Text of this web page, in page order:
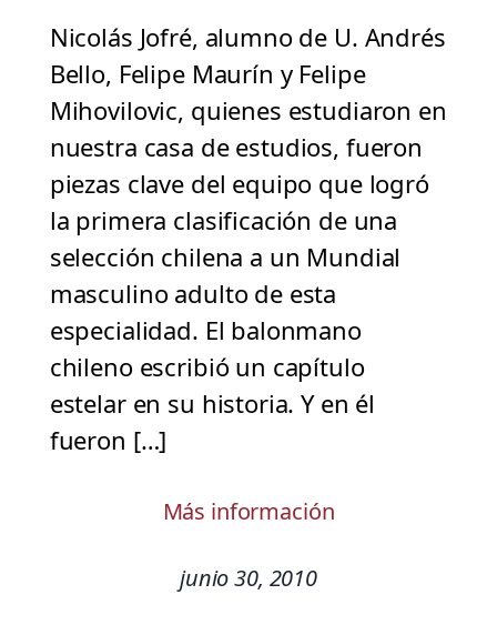
Nicolás Jofré, alumno de U. Andrés
Bello, Felipe Maurín y Felipe
Mihovilovic, quienes estudiaron en
nuestra casa de estudios, fueron
piezas clave del equipo que logró
la primera clasificación de una
selección chilena a un Mundial
masculino adulto de esta
especialidad. El balonmano
chileno escribió un capítulo
estelar en su historia. Y en él
fueron […]
Más información
junio 30, 2010